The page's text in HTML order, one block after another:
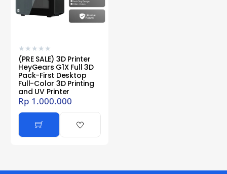
★ ★ ★ ★ ★
(PRE SALE) 3D Printer
HeyGears G1X Full 3D
Pack-First Desktop
Full-Color 3D Printing
and UV Printer
Rp 1.000.000